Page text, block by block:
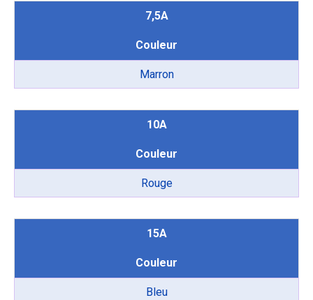
7,5A
Couleur
Marron
10A
Couleur
Rouge
15A
Couleur
Bleu